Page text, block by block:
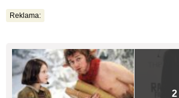
Reklama:
2